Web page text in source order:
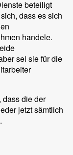
beteiligt
dass es sich
handele.
sei sie für die
dass die der
jetzt sämtlich